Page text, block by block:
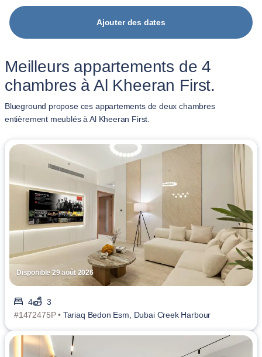
Ajouter des dates
Meilleurs appartements de 4
chambres à Al Kheeran First.
Blueground propose ces appartements de deux chambres
entièrement meublés à Al Kheeran First.
Disponible 29 août 2026
4
3
#1472475P • Tariaq Bedon Esm, Dubai Creek Harbour